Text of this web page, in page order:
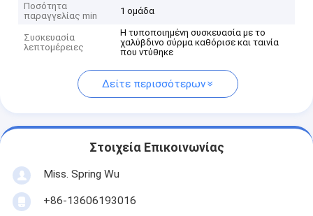
Ποσότητα
παραγγελίας min
1 ομάδα
Συσκευασία
λεπτομέρειες
Η τυποποιημένη συσκευασία με το
χαλύβδινο σύρμα καθόρισε και ταινία
που ντύθηκε
Δείτε περισσότερων
Στοιχεία Επικοινωνίας
Miss. Spring Wu
+86-13606193016